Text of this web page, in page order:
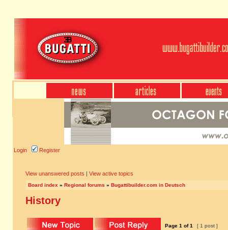
Login Register
View unanswered posts | View active topics
Board index » Regional forums » Bugattibuilder.com in Deutsch
History
Page 1 of1 [ 1 post ]